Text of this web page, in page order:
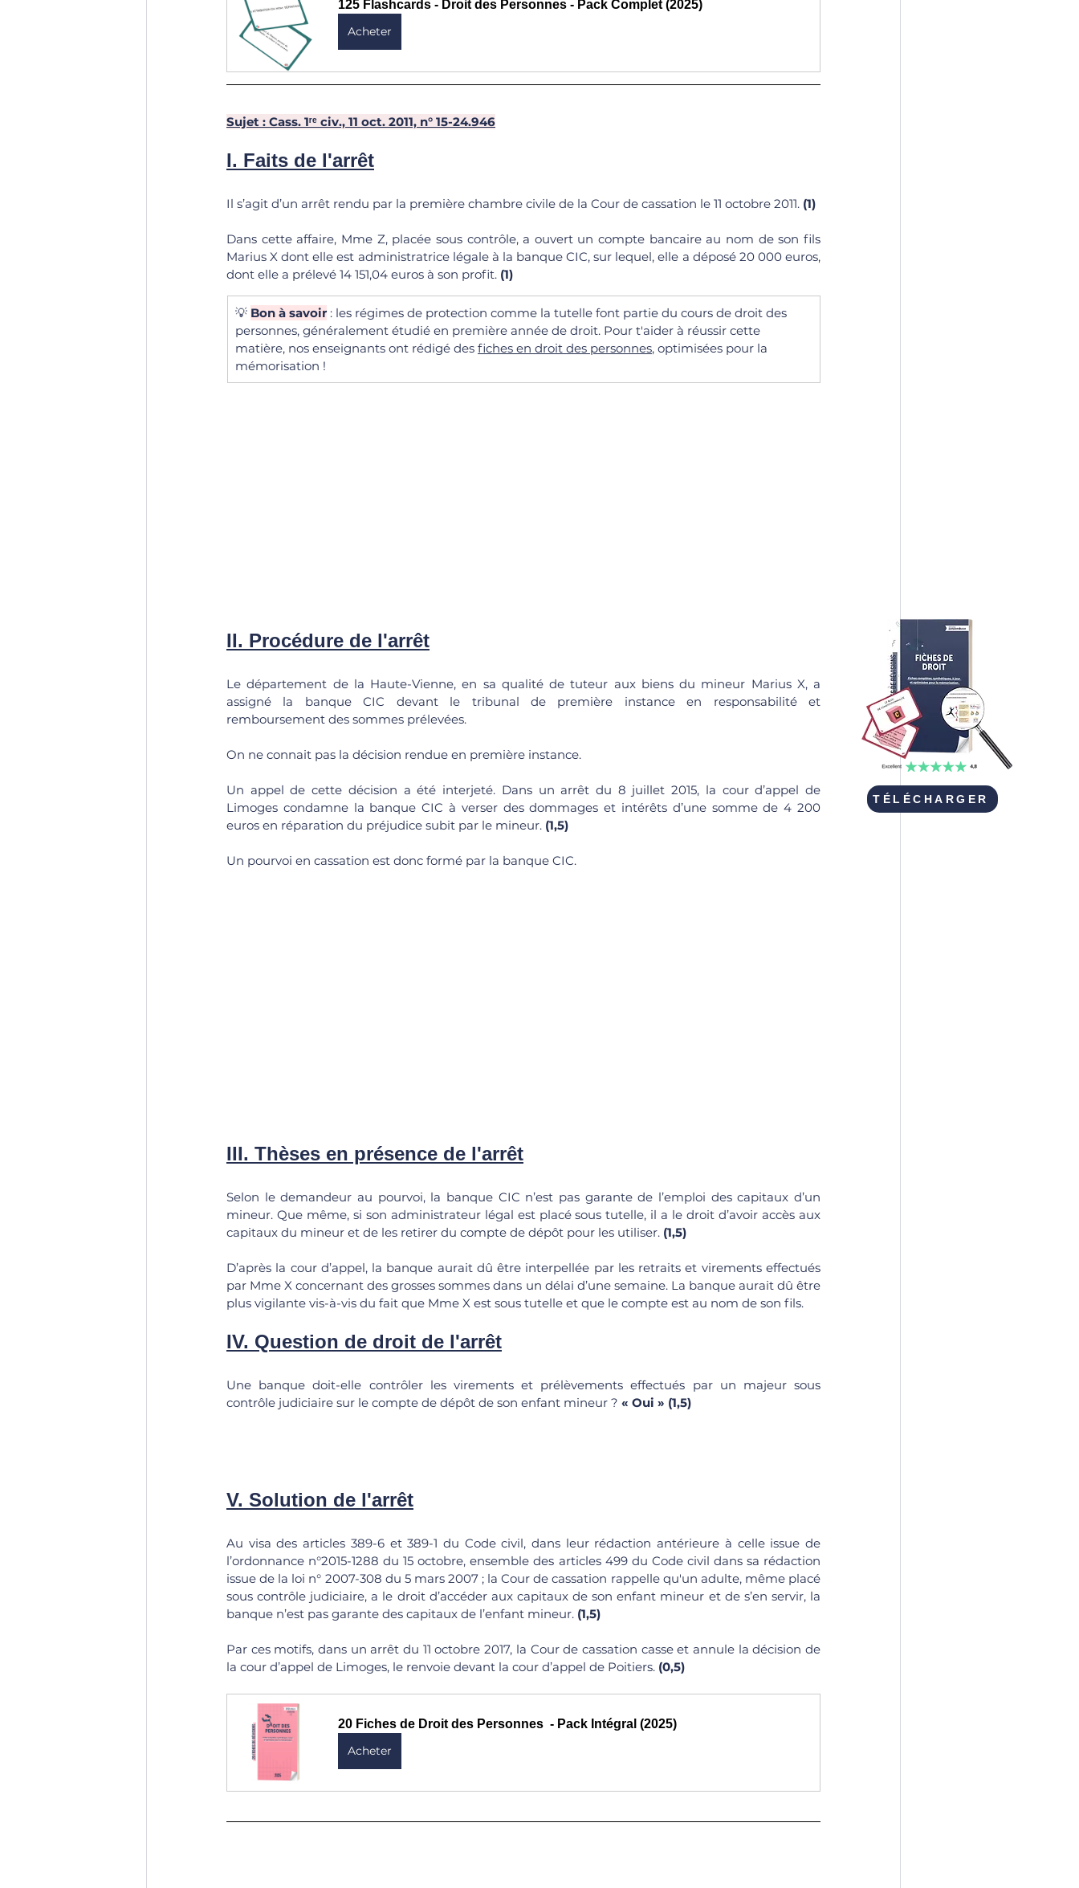
125 Flashcards - Droit des Personnes - Pack Complet (2025)
Acheter
Sujet : Cass. 1ʳᵉ civ., 11 oct. 2011, n° 15-24.946
I. Faits de l'arrêt
Il s’agit d’un arrêt rendu par la première chambre civile de la Cour de cassation le 11 octobre 2011. (1)
Dans cette affaire, Mme Z, placée sous contrôle, a ouvert un compte bancaire au nom de son fils
Marius X dont elle est administratrice légale à la banque CIC, sur lequel, elle a déposé 20 000 euros,
dont elle a prélevé 14 151,04 euros à son profit. (1)
💡 Bon à savoir : les régimes de protection comme la tutelle font partie du cours de droit des
personnes, généralement étudié en première année de droit. Pour t'aider à réussir cette
matière, nos enseignants ont rédigé des fiches en droit des personnes, optimisées pour la
mémorisation !
II. Procédure de l'arrêt
Le département de la Haute-Vienne, en sa qualité de tuteur aux biens du mineur Marius X, a
assigné la banque CIC devant le tribunal de première instance en responsabilité et
remboursement des sommes prélevées.
On ne connait pas la décision rendue en première instance.
Un appel de cette décision a été interjeté. Dans un arrêt du 8 juillet 2015, la cour d’appel de
Limoges condamne la banque CIC à verser des dommages et intérêts d’une somme de 4 200
euros en réparation du préjudice subit par le mineur. (1,5)
Un pourvoi en cassation est donc formé par la banque CIC.
III. Thèses en présence de l'arrêt
Selon le demandeur au pourvoi, la banque CIC n’est pas garante de l’emploi des capitaux d’un
mineur. Que même, si son administrateur légal est placé sous tutelle, il a le droit d’avoir accès aux
capitaux du mineur et de les retirer du compte de dépôt pour les utiliser. (1,5)
D’après la cour d’appel, la banque aurait dû être interpellée par les retraits et virements effectués
par Mme X concernant des grosses sommes dans un délai d’une semaine. La banque aurait dû être
plus vigilante vis-à-vis du fait que Mme X est sous tutelle et que le compte est au nom de son fils.
IV. Question de droit de l'arrêt
Une banque doit-elle contrôler les virements et prélèvements effectués par un majeur sous
contrôle judiciaire sur le compte de dépôt de son enfant mineur ? « Oui » (1,5)
V. Solution de l'arrêt
Au visa des articles 389-6 et 389-1 du Code civil, dans leur rédaction antérieure à celle issue de
l’ordonnance n°2015-1288 du 15 octobre, ensemble des articles 499 du Code civil dans sa rédaction
issue de la loi n° 2007-308 du 5 mars 2007 ; la Cour de cassation rappelle qu'un adulte, même placé
sous contrôle judiciaire, a le droit d’accéder aux capitaux de son enfant mineur et de s’en servir, la
banque n’est pas garante des capitaux de l’enfant mineur. (1,5)
Par ces motifs, dans un arrêt du 11 octobre 2017, la Cour de cassation casse et annule la décision de
la cour d’appel de Limoges, le renvoie devant la cour d’appel de Poitiers. (0,5)
20 Fiches de Droit des Personnes  - Pack Intégral (2025)
Acheter
TÉLÉCHARGER